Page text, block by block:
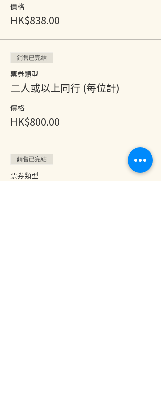
價格
HK$838.00
銷售已完結
票券類型
二人或以上同行 (每位計)
價格
HK$800.00
銷售已完結
票券類型